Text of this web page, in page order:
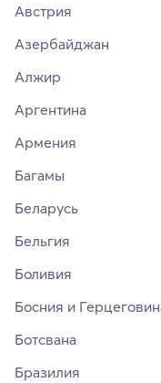
Австрия
Азербайджан
Алжир
Аргентина
Армения
Багамы
Беларусь
Бельгия
Боливия
Босния и
Ботсвана
Бразилия